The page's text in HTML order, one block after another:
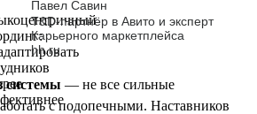
Павел Савин
T&D-партнёр в Авито и эксперт
Карьерного маркетплейса
hh.ru
системы — не все сильные
с подопечными. Наставников